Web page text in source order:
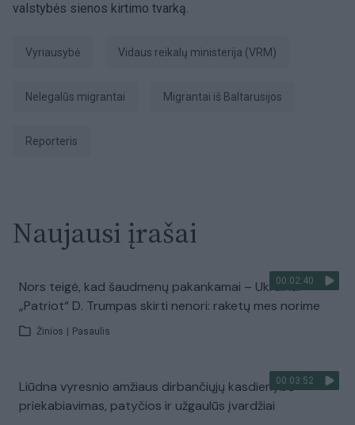
valstybės sienos kirtimo tvarką.
Vyriausybė Vidaus reikalų ministerija (VRM)
nelegalūs migrantai Migrantai iš Baltarusijos
Reporteris
Naujausi įrašai
00:02:40
Nors teigė, kad šaudmenų pakankamai – Ukrainai
„Patriot“ D. Trumpas skirti nenori: raketų mes norime
Žinios Pasaulis
00:03:52
Liūdna vyresnio amžiaus dirbančiųjų kasdienybė –
priekabiavimas, patyčios ir užgaulūs įvardžiai